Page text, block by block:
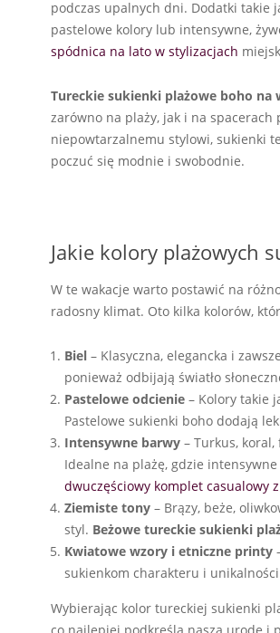
podczas upalnych dni. Dodatki takie
pastelowe kolory lub intensywne,
spódnica na lato w stylizacjach
Tureckie sukienki plażowe boho na
zarówno na plaży, jak i na
niepowtarzalnemu stylowi, sukienki
poczuć się modnie i swobodnie.
Jakie kolory plażowych
W te wakacje warto postawić na
radosny klimat. Oto kilka kolorów,
Biel – Klasyczna, elegancka i
ponieważ odbijają światło
Pastelowe odcienie – Kolory takie
Pastelowe sukienki boho dodają
Intensywne barwy – Turkus,
Idealne na plażę, gdzie
dwuczęściowy komplet casualowy
Ziemiste tony – Brązy, beże,
styl. Beżowe tureckie sukienki
Kwiatowe wzory i etniczne printy
sukienkom charakteru i
Wybierając kolor tureckiej sukienki
co najlepiej podkreśla naszą urodę i